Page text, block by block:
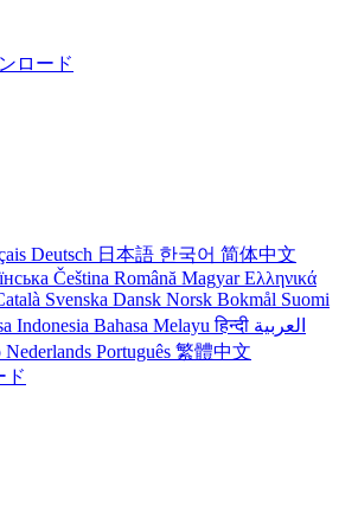
ロード
Deutsch 日本語 한국어 简体中文
Čeština Română MagyarΕλληνικά
Svenska Dansk Norsk Bokmål Suomi
Indonesia Bahasa Melayuहिन्दी العربية
Nederlands Português 繁體中文
ド